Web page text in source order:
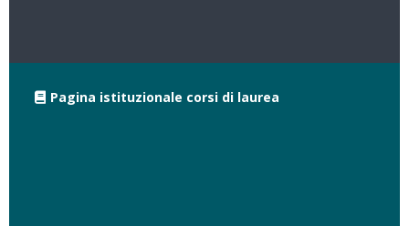
Pagina istituzionale corsi di laurea